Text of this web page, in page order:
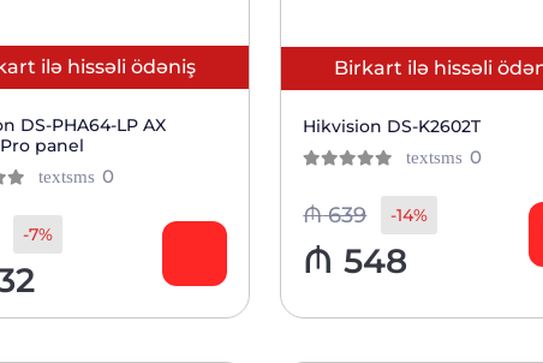
ilə hissəli ödəniş
DS-PHA64-LP AX
panel
textsms 0отзывов
-7%
Birkart ilə hissəli
Hikvision DS-K2602T
textsms 0
₼639 -14%
₼ 548